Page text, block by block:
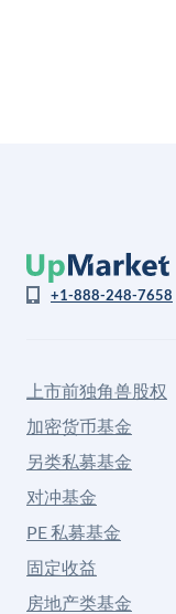
+1-888-248-7658
上市前独角兽股权
加密货币基金
另类私募基金
对冲基金
PE 私募基金
固定收益
房地产类基金